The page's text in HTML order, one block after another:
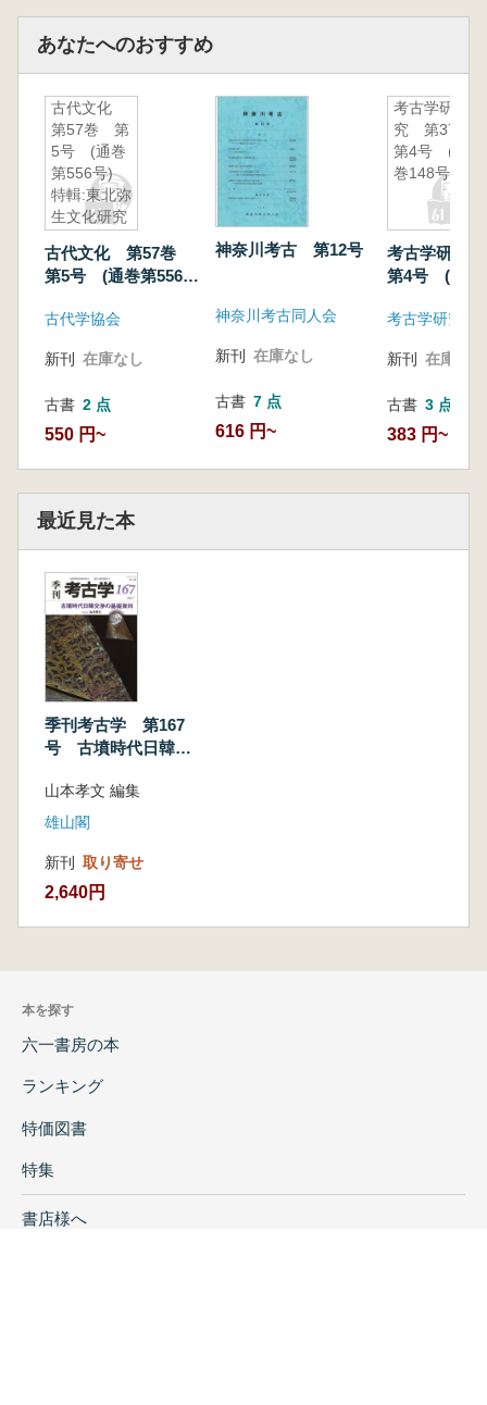
あなたへのおすすめ
古代文化
第57巻 第
5号 (通巻
第556号)
特輯:東北弥
生文化研究
構から見た
様相-
古代文化 第57巻
第5号 (通巻第556
文化研究の地平-遺構
古代学協会
新刊 在庫なし
古書 2 点
550 円~
神奈川考古 第12号
神奈川考古同人会
新刊 在庫なし
古書 7 点
616 円~
考古学研
究 第37巻
第4号 (通
巻148号)
考古学研究
第4号 (通巻
考古学研究会
新刊 在庫なし
古書 3 点
383 円~
最近見た本
季刊考古学 第167
号 古墳時代日韓交
山本孝文 編集
雄山閣
新刊 取り寄せ
2,640円
本を探す
六一書房の本
ランキング
特価図書
特集
書店様へ